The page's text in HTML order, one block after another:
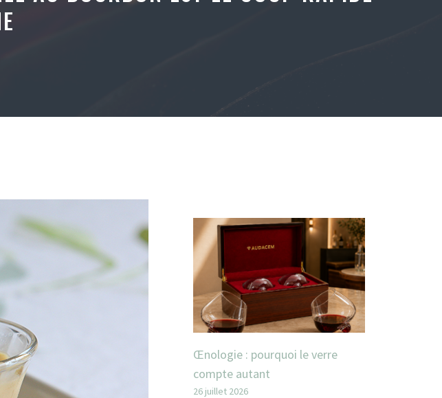
Œnologie : pourquoi le verre
compte autant
26 juillet 2026